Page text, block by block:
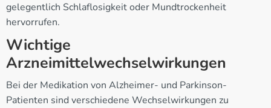
gelegentlich Schlaflosigkeit oder Mundtrockenheit
hervorrufen.
Wichtige
Arzneimittelwechselwirkungen
Bei der Medikation von Alzheimer- und Parkinson-
Patienten sind verschiedene Wechselwirkungen zu